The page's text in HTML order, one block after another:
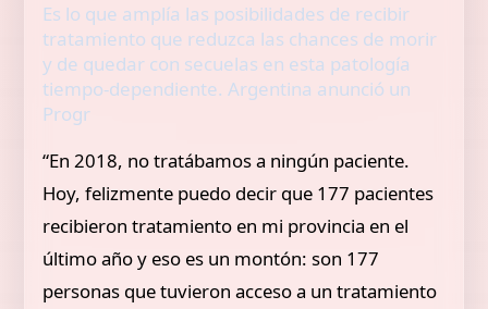
Es lo que amplía las posibilidades de recibir
tratamiento que reduzca las chances de morir
y de quedar con secuelas en esta patología
tiempo-dependiente. Argentina anunció un
Progr
“En 2018, no tratábamos a ningún paciente.
Hoy, felizmente puedo decir que 177 pacientes
recibieron tratamiento en mi provincia en el
último año y eso es un montón: son 177
personas que tuvieron acceso a un tratamiento